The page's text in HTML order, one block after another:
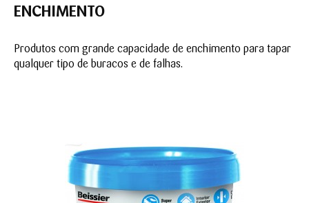
ENCHIMENTO
Produtos com grande capacidade de enchimento para tapar
qualquer tipo de buracos e de falhas.